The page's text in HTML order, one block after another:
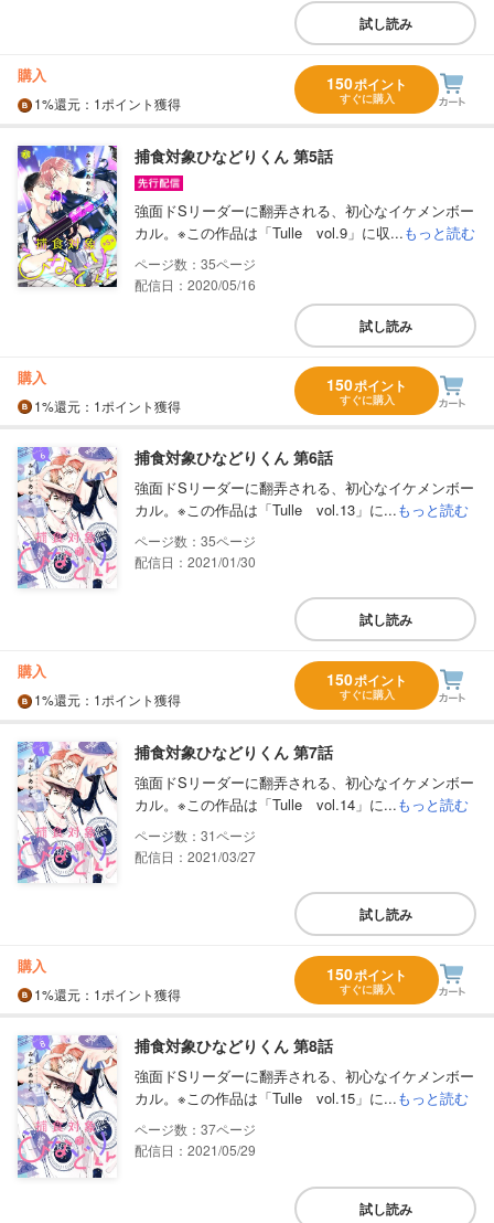
試し読み
購入
1%還元 ：1ポイント獲得
150ポイント
すぐに購入
捕食対象ひなどりくん 第5話
強面ドSリーダーに翻弄される、初心なイケメンボー
カル。※この作品は「Tulle vol.9」に収...もっと読む
35
配信日：2020/05/16
試し読み
購入
1%還元 ：1ポイント獲得
150ポイント
すぐに購入
捕食対象ひなどりくん 第6話
強面ドSリーダーに翻弄される、初心なイケメンボー
カル。※この作品は「Tulle vol.13」に...もっと読む
35
配信日：2021/01/30
試し読み
購入
1%還元 ：1ポイント獲得
150ポイント
すぐに購入
捕食対象ひなどりくん 第7話
強面ドSリーダーに翻弄される、初心なイケメンボー
カル。※この作品は「Tulle vol.14」に...もっと読む
31
配信日：2021/03/27
試し読み
購入
1%還元 ：1ポイント獲得
150ポイント
すぐに購入
捕食対象ひなどりくん 第8話
強面ドSリーダーに翻弄される、初心なイケメンボー
カル。※この作品は「Tulle vol.15」に...もっと読む
37
配信日：2021/05/29
試し読み